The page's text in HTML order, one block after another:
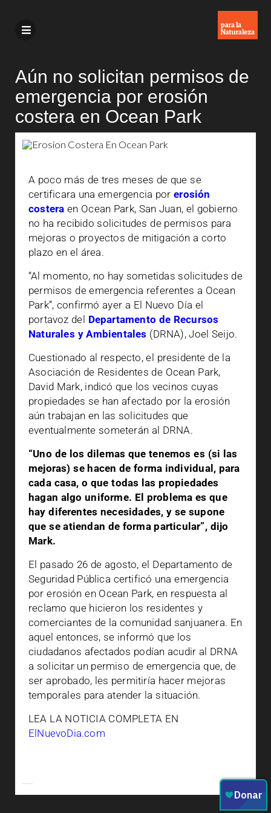
Aún no solicitan permisos de
emergencia por erosión
costera en Ocean Park
A poco más de tres meses de que se
certificara una emergencia porerosión
costera en Ocean Park, San Juan, el gobierno
no ha recibido solicitudes de permisos para
mejoras o proyectos de mitigación a corto
plazo en el área.
“Al momento, no hay sometidas solicitudes de
permisos de emergencia referentes a Ocean
Park”, confirmó ayer a El Nuevo Día el
portavoz del Departamento de Recursos
Naturales y Ambientales (DRNA), Joel Seijo.
Cuestionado al respecto, el presidente de la
Asociación de Residentes de Ocean Park,
David Mark, indicó que los vecinos cuyas
propiedades se han afectado por la erosión
aún trabajan en las solicitudes que
eventualmente someterán al DRNA.
“Uno de los dilemas que tenemos es (si las
mejoras) se hacen de forma individual, para
cada casa, o que todas las propiedades
hagan algo uniforme. El problema es que
hay diferentes necesidades, y se supone
que se atiendan de forma particular”, dijo
Mark.
El pasado 26 de agosto, el Departamento de
Seguridad Pública certificó una emergencia
por erosión en Ocean Park, en respuesta al
reclamo que hicieron los residentes y
comerciantes de la comunidad sanjuanera. En
aquel entonces, se informó que los
ciudadanos afectados podían acudir al DRNA
a solicitar un permiso de emergencia que, de
ser aprobado, les permitiría hacer mejoras
temporales para atender la situación.
LEA LA NOTICIA COMPLETA EN
ElNuevoDia.com